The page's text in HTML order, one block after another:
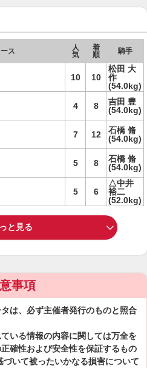
ス
人
気
着
順
騎手
10 10
松田 大
作
(54.0kg)
4 8
吉田 豊
(54.0kg)
7 12
石橋 脩
(54.0kg)
5 8
石橋 脩
(54.0kg)
5 6
△中井
裕二
(52.0kg)
と見る
事項
は、必ず主催者発行のものと照合
いる情報の内容に関しては万全を
確性および安全性を保証するもの
いて被ったいかなる損害について